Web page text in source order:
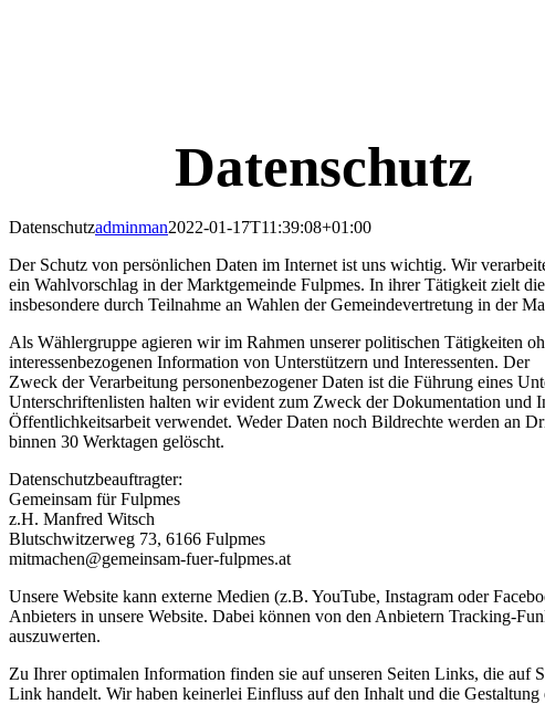
Datenschutz
Datenschutzadminman2022-01-17T11:39:08+01:00
Der Schutz von persönlichen Daten im Internet ist uns wichtig. Wir
ein Wahlvorschlag in der Marktgemeinde Fulpmes. In ihrer Tätigkeit zielt
insbesondere durch Teilnahme an Wahlen der Gemeindevertretung in der
Als Wählergruppe agieren wir im Rahmen unserer politischen Tätigkeiten
interessenbezogenen Information von Unterstützern und Interessenten. Der
Zweck der Verarbeitung personenbezogener Daten ist die Führung eines
Unterschriftenlisten halten wir evident zum Zweck der Dokumentation und
Öffentlichkeitsarbeit verwendet. Weder Daten noch Bildrechte werden an
binnen 30 Werktagen gelöscht.
Datenschutzbeauftragter:
Gemeinsam für Fulpmes
z.H. Manfred Witsch
Blutschwitzerweg 73, 6166 Fulpmes
mitmachen@gemeinsam-fuer-fulpmes.at
Unsere Website kann externe Medien (z.B. YouTube, Instagram oder
Anbieters in unsere Website. Dabei können von den Anbietern Tracking-
auszuwerten.
Zu Ihrer optimalen Information finden sie auf unseren Seiten Links, die auf
Link handelt. Wir haben keinerlei Einfluss auf den Inhalt und die